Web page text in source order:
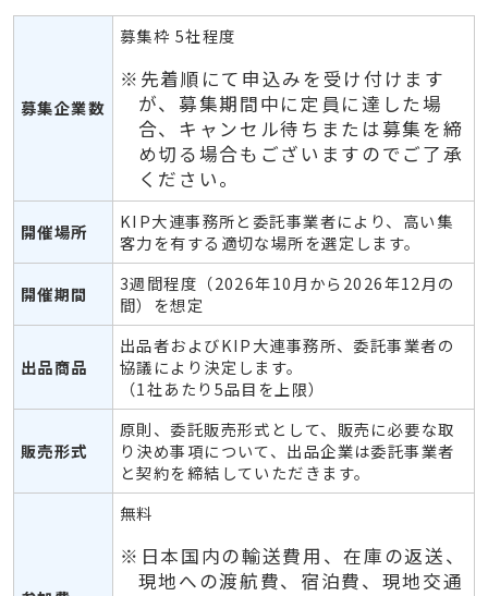
募集企業数
募集枠 5社程度
※先着順にて申込みを受け付けます
が、募集期間中に定員に達した場
合、キャンセル待ちまたは募集を締
め切る場合もございますのでご了承
ください。
開催場所
KIP大連事務所と委託事業者により、高い集
客力を有する適切な場所を選定します。
開催期間
3週間程度（2026年10月から2026年12月の
間）を想定
出品商品
出品者およびKIP大連事務所、委託事業者の
協議により決定します。
（1社あたり5品目を上限）
販売形式
原則、委託販売形式として、販売に必要な取
り決め事項について、出品企業は委託事業者
と契約を締結していただきます。
無料
※日本国内の輸送費用、在庫の返送、
現地への渡航費、宿泊費、現地交通